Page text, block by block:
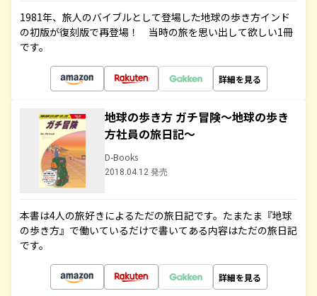
1981年、旅人のバイブルとして登場した地球の歩き方インド
の初版が復刻版で再登場！ 当時の旅を思い出して欲しい1冊
です。
詳細を見る
地球の歩き方 ガチ冒険～地球の歩き
方社員の旅日記～
D-Books
2018.04.12 発売
本書は4人の旅好きによるただの旅日記です。たまたま『地球
の歩き方』で働いているだけで書いてある内容はただの旅日記
です。
詳細を見る